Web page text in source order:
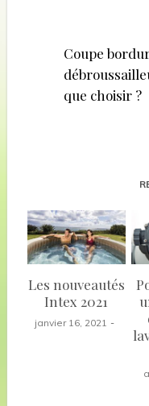
l’article
Coupe
que choisir ?
Les nouveautés
Intex 2021
janvier 16, 2021